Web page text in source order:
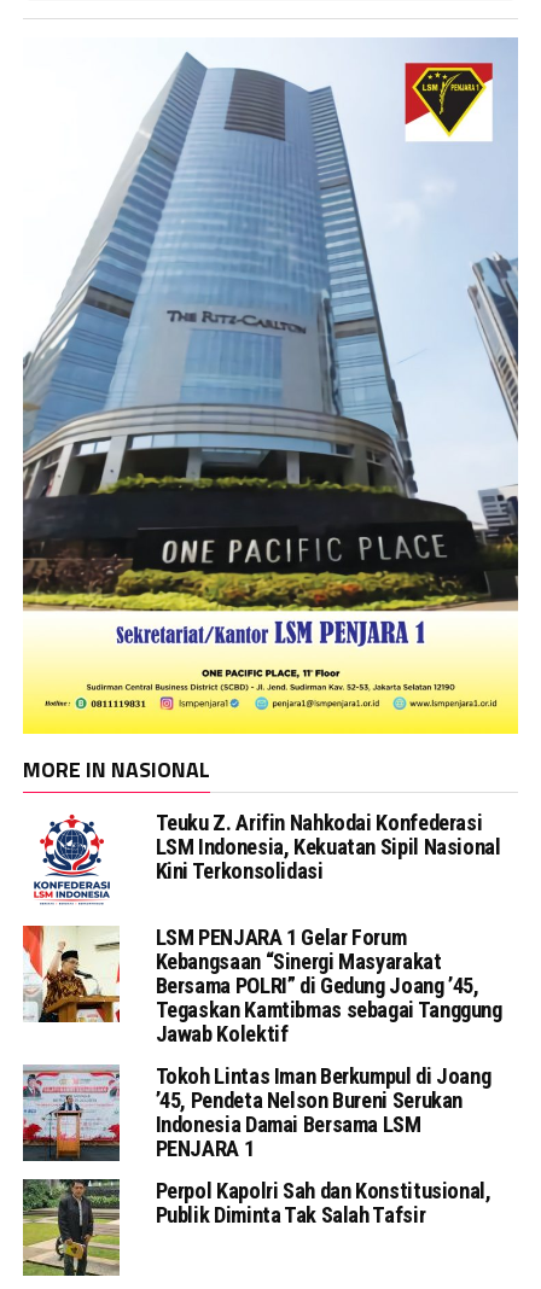
MORE IN NASIONAL
Teuku Z. Arifin Nahkodai Konfederasi
LSM Indonesia, Kekuatan Sipil Nasional
Kini Terkonsolidasi
LSM PENJARA 1 Gelar Forum
Kebangsaan “Sinergi Masyarakat
Bersama POLRI” di Gedung Joang ’45,
Tegaskan Kamtibmas sebagai Tanggung
Jawab Kolektif
Tokoh Lintas Iman Berkumpul di Joang
’45, Pendeta Nelson Bureni Serukan
Indonesia Damai Bersama LSM
PENJARA 1
Perpol Kapolri Sah dan Konstitusional,
Publik Diminta Tak Salah Tafsir